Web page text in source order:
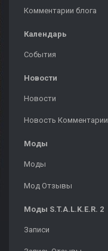
Комментарии блога
Календарь
События
Новости
Новости
Новость Комментарии
Моды
Моды
Мод Отзывы
Моды S.T.A.L.K.E.R. 2
Записи